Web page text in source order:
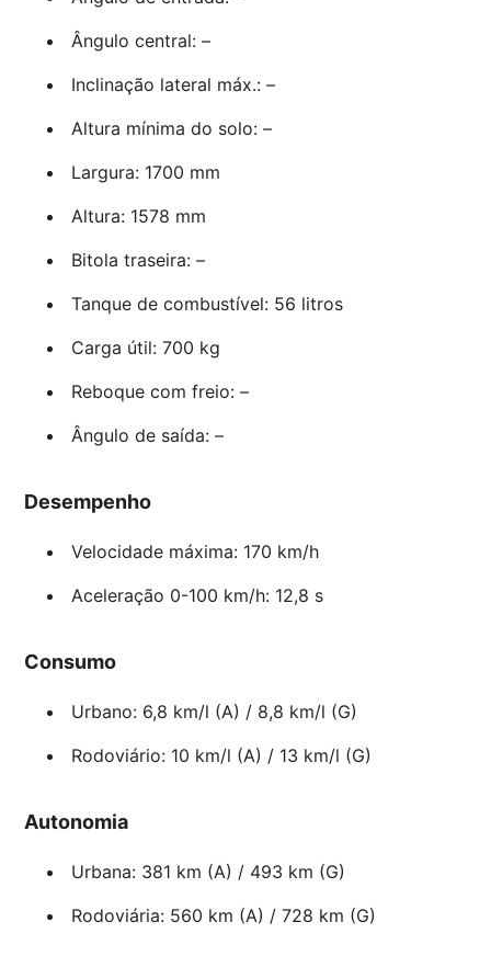
Ângulo central: –
Inclinação lateral máx.: –
Altura mínima do solo: –
Largura: 1700 mm
Altura: 1578 mm
Bitola traseira: –
Tanque de combustível: 56 litros
Carga útil: 700 kg
Reboque com freio: –
Ângulo de saída: –
Desempenho
Velocidade máxima: 170 km/h
Aceleração 0-100 km/h: 12,8 s
Consumo
Urbano: 6,8 km/l (A) / 8,8 km/l (G)
Rodoviário: 10 km/l (A) / 13 km/l (G)
Autonomia
Urbana: 381 km (A) / 493 km (G)
Rodoviária: 560 km (A) / 728 km (G)